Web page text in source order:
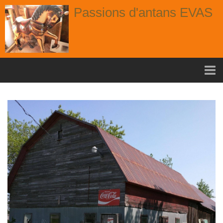
Passions d'antans EVAS
nouvelle arrivage aout
Album
Portes
Fenêtres
Chaises
Contact